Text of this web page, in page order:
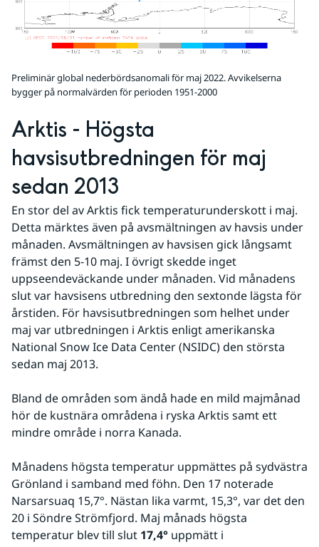
Preliminär global nederbördsanomali för maj 2022. Avvikelserna
bygger på normalvärden för perioden 1951-2000
Arktis - Högsta
havsisutbredningen för maj
sedan 2013
En stor del av Arktis fick temperaturunderskott i maj.
Detta märktes även på avsmältningen av havsis under
månaden. Avsmältningen av havsisen gick långsamt
främst den 5-10 maj. I övrigt skedde inget
uppseendeväckande under månaden. Vid månadens
slut var havsisens utbredning den sextonde lägsta för
årstiden. För havsisutbredningen som helhet under
maj var utbredningen i Arktis enligt amerikanska
National Snow Ice Data Center (NSIDC) den största
sedan maj 2013.
Bland de områden som ändå hade en mild majmånad
hör de kustnära områdena i ryska Arktis samt ett
mindre område i norra Kanada.
Månadens högsta temperatur uppmättes på sydvästra
Grönland i samband med föhn. Den 17 noterade
Narsarsuaq 15,7°. Nästan lika varmt, 15,3°, var det den
20 i Söndre Strömfjord. Maj månads högsta
temperatur blev till slut 17,4° uppmätt i